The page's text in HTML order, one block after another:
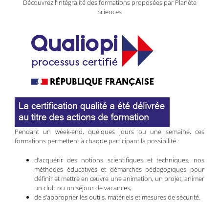
Découvrez l’intégralité des formations proposées par Planète
Sciences
Pendant un week-end, quelques jours ou une semaine, ces
formations permettent à chaque participant la possibilité :
d’acquérir des notions scientifiques et techniques, nos
méthodes éducatives et démarches pédagogiques pour
définir et mettre en œuvre une animation, un projet, animer
un club ou un séjour de vacances,
de s’approprier les outils, matériels et mesures de sécurité.